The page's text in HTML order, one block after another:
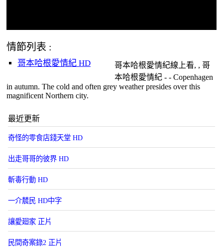
情節列表 :
哥本哈根愛情紀 HD
哥本哈根愛情紀線上看, , 哥
本哈根愛情紀 - - Copenhagen
in autumn. The cold and often grey weather presides over this
magnificent Northern city.
最近更新
奇怪的零食店錢天堂 HD
出走哥哥的彼界 HD
斬毒行動 HD
一介辳民 HD中字
讓愛廻家 正片
民間奇案錄2 正片